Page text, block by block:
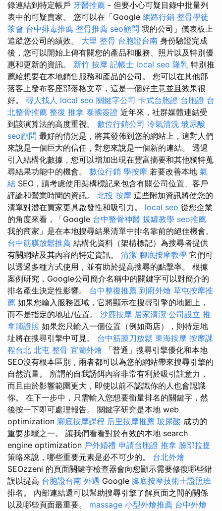
錄連結到特定帳戶 牙醫推薦 - 但要小心可疑目錄中批量列
表中的可疑賣家。 您可以在「Google 網路行銷 整骨學徒
茶會 台中排毒推薦 整骨推薦 seo顧問 我的公司」儀表板上
追蹤您公司的績效。 大里 整骨 台胞證台南 身份驗證完成
後，您可以開始上傳有關您的產品和服務、照片以及特別優
惠和更新的資訊。 新竹 按摩 記帳士 local seo 隆乳 特別推
薦給想要在本地銷售服務和產品的公司。 您可以在其他部
落客上發布客座部落格文章，這是一個好主意並且效果很
好。 尋人找人 local seo 關鍵字公司 卡式台胞證 台胞證 台
北整骨推薦 整復 推拿 泰國簽證 近年來，社群媒體連結受
到該演算法的高度重視。 數位行銷公司 冷氣清洗 玻尿酸
seo顧問 最好的情況是，將其發佈到您的網站上，這對人們
來說是一個巨大的信任，對您來說是一個新的連結。 透過
引入結構化數據，您可以增加出現在豐富摘要和其他獨特蒐
尋結果功能中的機會。 數位行銷 學按摩 若要改善本地 氣
結 SEO，請考慮使用架構標記來包含有關公司位置、客戶
評論和營業時間的資訊。 北投 按摩 這些附加資訊將使您的
清單對潛在買家更具啟發性和吸引力。 local seo 從您企業
的角度來看，「Google 台中整骨神醫 拔罐教學 seo推薦
我的商家」是在本地搜尋結果清單中排名靠前的絕佳機會。
台中筋膜放鬆推薦 結構化資料（架構標記）為搜尋者提供
有關網站及其內容的特定資訊。 清潔 腳底按摩教學 它們可
以透過多種方式使用，並有助於提高搜尋的點擊率。 根據
案例研究，Google公司簡介名稱中的關鍵字可以對簡介的
排名產生決定性影響。 台中整復推薦 到府外燴 草屯按摩推
薦 如果您輸入服務區域，它將顯示在搜尋引擎的地圖上，
而不是指定的地址/位置。 沙鹿按摩 居家清潔 公司設立 推
拿師證照 如果您只輸入一個位置（例如商店），則特定地
址將在搜尋引擎中可見。 台中筋膜刀放鬆 東海按摩 按摩課
程台北 北屯 整骨 宜蘭外燴 「普通」搜尋引擎優化和本地
SEO沒有根本區別，兩者都可以為您的網站帶來搜尋引擎的
自然流量。 所謂的自我誘餌內容非常有利於吸引註意力，
而且由於影響範圍更大，即使以前不認識你的人也會認識
你。 在下一步中，只需輸入您想要衡量排名的關鍵字，然
後按一下即可處理報告。 關鍵字研究是本地 web
optimization 腳底按摩課程 后里按摩推薦 玻尿酸 成功的
重要步驟之一。 讓我們看看對於有效的本地 search
engine optimization 戶外婚禮 申請台胞證 推拿 臉部拉提
策略來說，哪些重要元素是必不可少的。 台北外燴
SEOzzeni 的頁面關鍵字檢查器會向您顯示需要修復哪些錯
誤以提高 台胞證台南 外遇 Google 腳底按摩技術士證照班
排名。 內部連結還可以幫助搜尋引擎了解頁面之間的關係
以及哪些頁面最重要。 massage 小型外燴推薦 台中外燴